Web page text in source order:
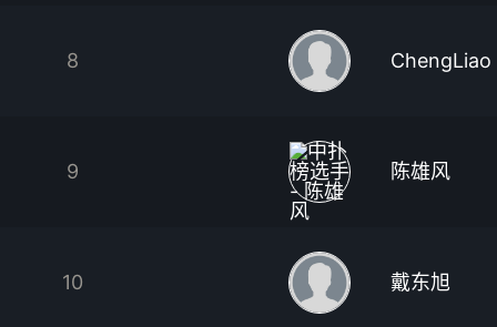
8 ChengLiao
9 陈雄风
10 戴东旭